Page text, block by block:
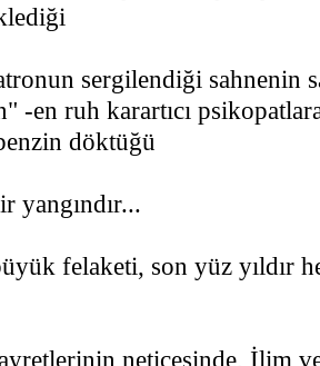
sergilendiği sahnenin
-en ruh karartıcı
döktüğü
yangındır...
felaketi, son yüz yıldır
neticesinde, İlim